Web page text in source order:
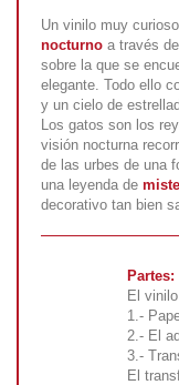
Un vinilo muy
nocturno a través
sobre la que se
elegante. Todo ello
y un cielo de
Los gatos son los
visión nocturna
de las urbes de una
una leyenda de
decorativo tan bien
Partes:
El
1.-
2.- El
3.-
El